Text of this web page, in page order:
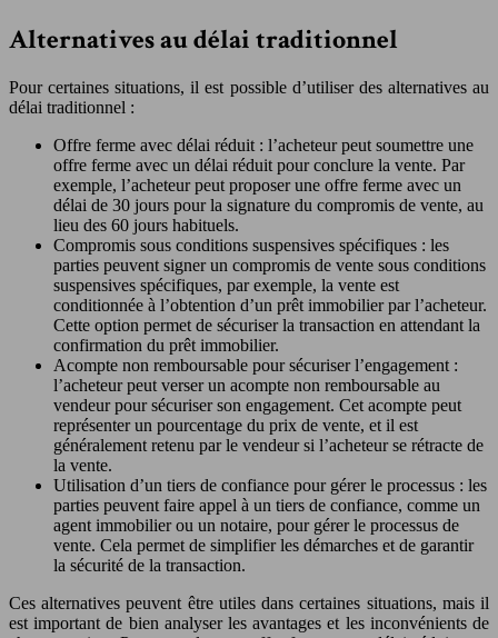
Alternatives au délai traditionnel
Pour certaines situations, il est possible d’utiliser des alternatives au
délai traditionnel :
Offre ferme avec délai réduit : l’acheteur peut soumettre une
offre ferme avec un délai réduit pour conclure la vente. Par
exemple, l’acheteur peut proposer une offre ferme avec un
délai de 30 jours pour la signature du compromis de vente, au
lieu des 60 jours habituels.
Compromis sous conditions suspensives spécifiques : les
parties peuvent signer un compromis de vente sous conditions
suspensives spécifiques, par exemple, la vente est
conditionnée à l’obtention d’un prêt immobilier par l’acheteur.
Cette option permet de sécuriser la transaction en attendant la
confirmation du prêt immobilier.
Acompte non remboursable pour sécuriser l’engagement :
l’acheteur peut verser un acompte non remboursable au
vendeur pour sécuriser son engagement. Cet acompte peut
représenter un pourcentage du prix de vente, et il est
généralement retenu par le vendeur si l’acheteur se rétracte de
la vente.
Utilisation d’un tiers de confiance pour gérer le processus : les
parties peuvent faire appel à un tiers de confiance, comme un
agent immobilier ou un notaire, pour gérer le processus de
vente. Cela permet de simplifier les démarches et de garantir
la sécurité de la transaction.
Ces alternatives peuvent être utiles dans certaines situations, mais il
est important de bien analyser les avantages et les inconvénients de